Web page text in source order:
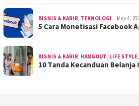
BISNIS & KARIR TEKNOLOGI May 4,
5 Cara Monetisasi Facebook
BISNIS & KARIR HANGOUT LIFE STYLE
10 Tanda Kecanduan